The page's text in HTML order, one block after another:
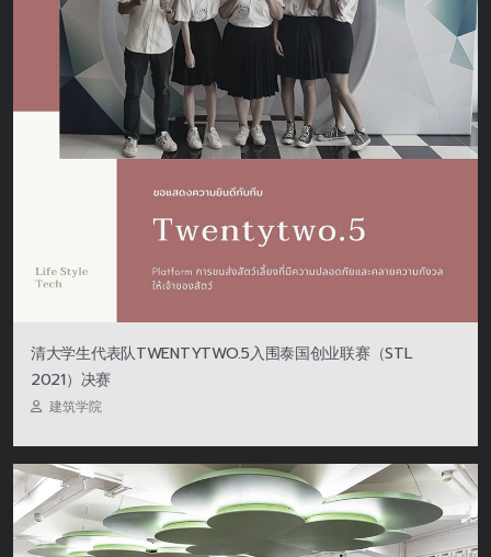
清大学生代表队TWENTYTWO.5入围泰国创业联赛（STL
2021）决赛
建筑学院